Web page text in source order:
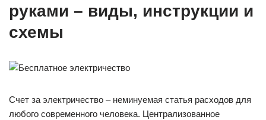
руками – виды, инструкции и
схемы
Счет за электричество – неминуемая статья расходов для
любого современного человека. Централизованное